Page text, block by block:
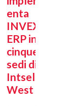
enta
INVEX
ERP in
cinque
sedi di
Intsel
West